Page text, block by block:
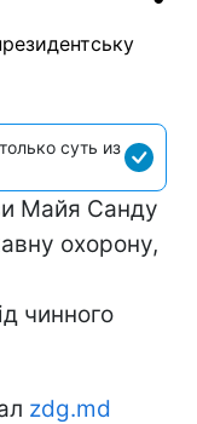
суть из
Майя Санду
охорону,
чинного
zdg.md